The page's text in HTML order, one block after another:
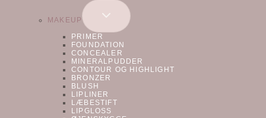
MAKEUP
SKIFT
UNDERMENU
PRIMER
FOUNDATION
CONCEALER
MINERALPUDDER
CONTOUR OG HIGHLIGHT
BRONZER
BLUSH
LIPLINER
LÆBESTIFT
LIPGLOSS